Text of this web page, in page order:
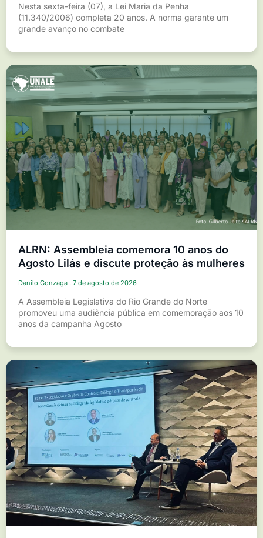
Nesta sexta-feira (07), a Lei Maria da Penha
(11.340/2006) completa 20 anos. A norma garante um
grande avanço no combate
ALRN: Assembleia comemora 10 anos do
Agosto Lilás e discute proteção às mulheres
Danilo Gonzaga 7 de agosto de 2026
A Assembleia Legislativa do Rio Grande do Norte
promoveu uma audiência pública em comemoração aos 10
anos da campanha Agosto